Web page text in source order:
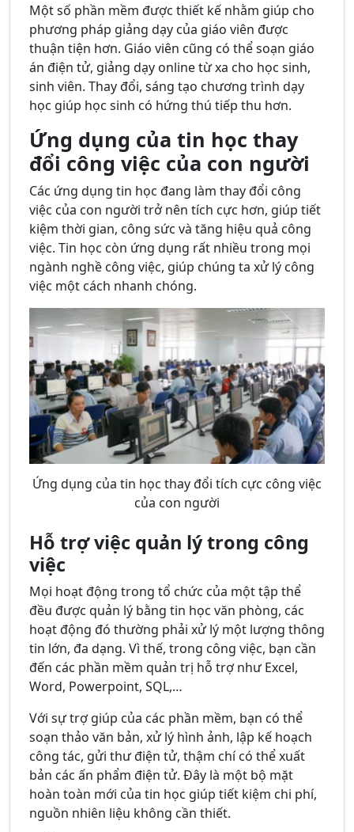
Một số phần mềm được thiết kế nhằm giúp cho
phương pháp giảng dạy của giáo viên được
thuận tiện hơn. Giáo viên cũng có thể soạn giáo
án điện tử, giảng dạy online từ xa cho học sinh,
sinh viên. Thay đổi, sáng tạo chương trình dạy
học giúp học sinh có hứng thú tiếp thu hơn.
Ứng dụng của tin học thay
đổi công việc của con người
Các ứng dụng tin học đang làm thay đổi công
việc của con người trở nên tích cực hơn, giúp tiết
kiệm thời gian, công sức và tăng hiệu quả công
việc. Tin học còn ứng dụng rất nhiều trong mọi
ngành nghề công việc, giúp chúng ta xử lý công
việc một cách nhanh chóng.
Ứng dụng của tin học thay đổi tích cực công việc
của con người
Hỗ trợ việc quản lý trong công
việc
Mọi hoạt động trong tổ chức của một tập thể
đều được quản lý bằng tin học văn phòng, các
hoạt động đó thường phải xử lý một lượng thông
tin lớn, đa dạng. Vì thế, trong công việc, bạn cần
đến các phần mềm quản trị hỗ trợ như Excel,
Word, Powerpoint, SQL,…
Với sự trợ giúp của các phần mềm, bạn có thể
soạn thảo văn bản, xử lý hình ảnh, lập kế hoạch
công tác, gửi thư điện tử, thậm chí có thể xuất
bản các ấn phẩm điện tử. Đây là một bộ mặt
hoàn toàn mới của tin học giúp tiết kiệm chi phí,
nguồn nhiên liệu không cần thiết.